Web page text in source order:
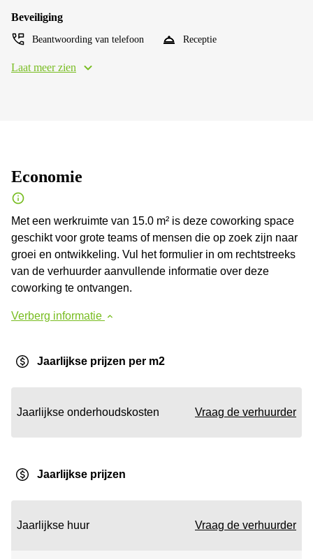
Beveiliging
Beantwoording van telefoon Receptie
Laat meer zien
Economie
Met een werkruimte van 15.0 m² is deze coworking space
geschikt voor grote teams of mensen die op zoek zijn naar
groei en ontwikkeling. Vul het formulier in om rechtstreeks
van de verhuurder aanvullende informatie over deze
coworking te ontvangen.
Verberg informatie
Jaarlijkse prijzen per m2
Jaarlijkse onderhoudskosten Vraag de verhuurder
Jaarlijkse prijzen
Jaarlijkse huur Vraag de verhuurder